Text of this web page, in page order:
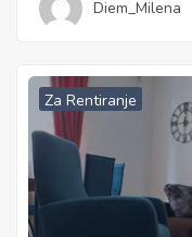
Diem_Milena
Za Rentiranje